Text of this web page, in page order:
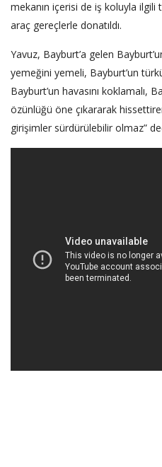
mekanın içerisi de iş koluyla
araç gereçlerle donatıldı.
Yavuz, Bayburt’a gelen
yemeğini yemeli, Bayburt’un
Bayburt’un havasını koklamalı,
özünlüğü öne çıkararak
girişimler sürdürülebilir olmaz”